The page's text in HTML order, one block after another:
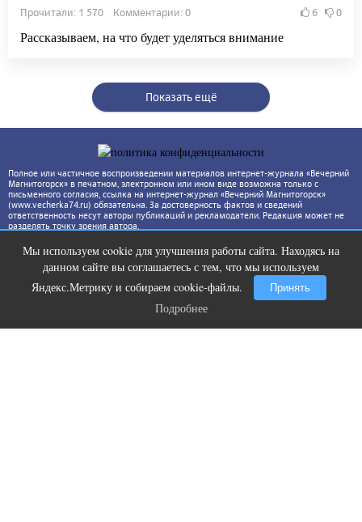
Прочитали: 1 570 Комментарии: 0 6 0
Рассказываем, на что будет уделяться внимание
Показать ещё
Полное или частичное воспроизведении материалов интернет-журнала «Вечерний
Магнитогорск» в печатном, электронном или ином виде возможна только с
письменного согласия, ссылка на интернет-журнал «Вечерний Магнитогорск»
(www.vecherka74.ru) обязательна. За достоверность фактов и сведений
ответственность несут авторы публикаций и рекламодатели. Редакция может не
разделять точку зрения автора.
Мы используем cookie для улучшения работы сайта. Находясь на
данном сайте вы соглашаетесь с тем, что мы используем
Яндекс.Метрику и собираем cookie-файлы.
Принять
Подробнее
Скрытая камера на пляже Крыма:
Что люди вытворяют, когда их не
видят...
Подробнее